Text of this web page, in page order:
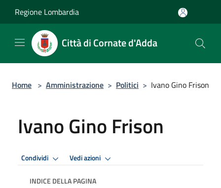
Regione Lombardia
Città di Cornate d'Adda
Home > Amministrazione > Politici > Ivano Gino Frison
Ivano Gino Frison
Condividi Vedi azioni
INDICE DELLA PAGINA